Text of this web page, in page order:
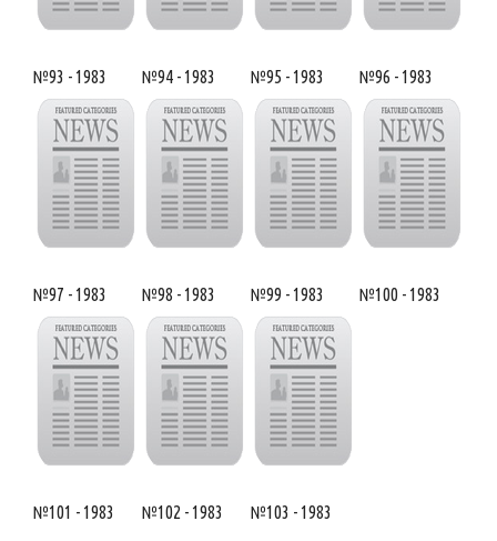
№93 - 1983 №94 - 1983 №95 - 1983 №96 - 1983
№97 - 1983 №98 - 1983 №99 - 1983 №100 - 1983
№101 - 1983 №102 - 1983 №103 - 1983